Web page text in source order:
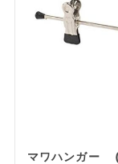
マワハンガー